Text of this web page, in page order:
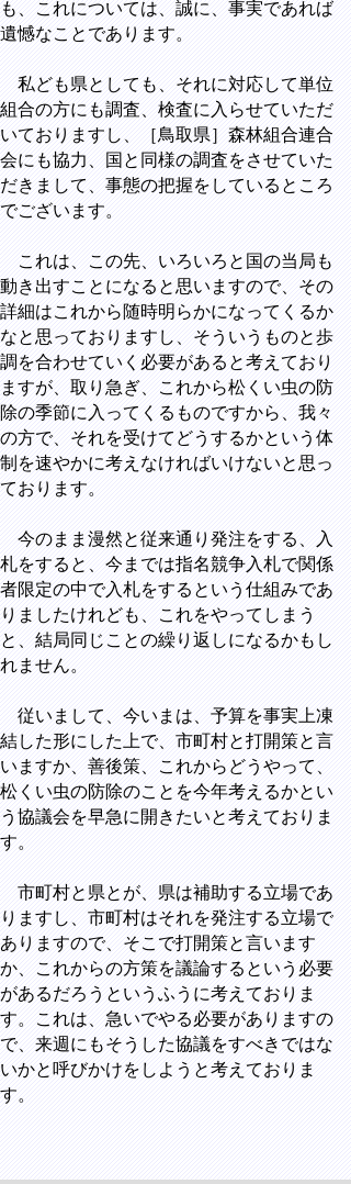
も、これについては、誠に、事実であれば
遺憾なことであります。
私ども県としても、それに対応して単位
組合の方にも調査、検査に入らせていただ
いておりますし、［鳥取県］森林組合連合
会にも協力、国と同様の調査をさせていた
だきまして、事態の把握をしているところ
でございます。
これは、この先、いろいろと国の当局も
動き出すことになると思いますので、その
詳細はこれから随時明らかになってくるか
なと思っておりますし、そういうものと歩
調を合わせていく必要があると考えており
ますが、取り急ぎ、これから松くい虫の防
除の季節に入ってくるものですから、我々
の方で、それを受けてどうするかという体
制を速やかに考えなければいけないと思っ
ております。
今のまま漫然と従来通り発注をする、入
札をすると、今までは指名競争入札で関係
者限定の中で入札をするという仕組みであ
りましたけれども、これをやってしまう
と、結局同じことの繰り返しになるかもし
れません。
従いまして、今いまは、予算を事実上凍
結した形にした上で、市町村と打開策と言
いますか、善後策、これからどうやって、
松くい虫の防除のことを今年考えるかとい
う協議会を早急に開きたいと考えておりま
す。
市町村と県とが、県は補助する立場であ
りますし、市町村はそれを発注する立場で
ありますので、そこで打開策と言います
か、これからの方策を議論するという必要
があるだろうというふうに考えておりま
す。これは、急いでやる必要がありますの
で、来週にもそうした協議をすべきではな
いかと呼びかけをしようと考えておりま
す。